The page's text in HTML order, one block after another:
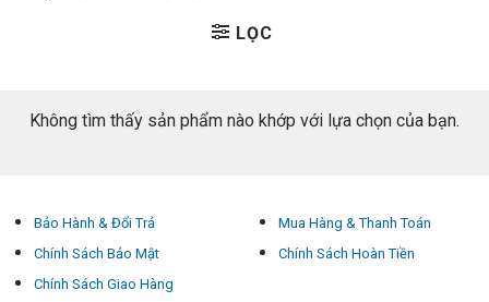
LỌC
Không tìm thấy sản phẩm nào khớp với lựa chọn của bạn.
Bảo Hành & Đổi Trả
Chính Sách Bảo Mật
Chính Sách Giao Hàng
Mua Hàng & Thanh Toán
Chính Sách Hoàn Tiền